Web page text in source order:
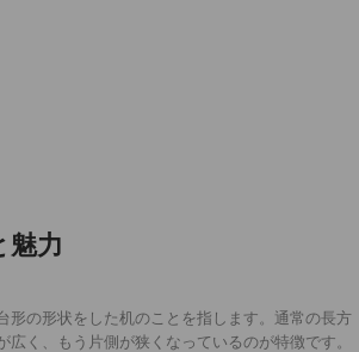
魅力
形の形状をした机のことを指します。通常の長方
広く、もう片側が狭くなっているのが特徴です。